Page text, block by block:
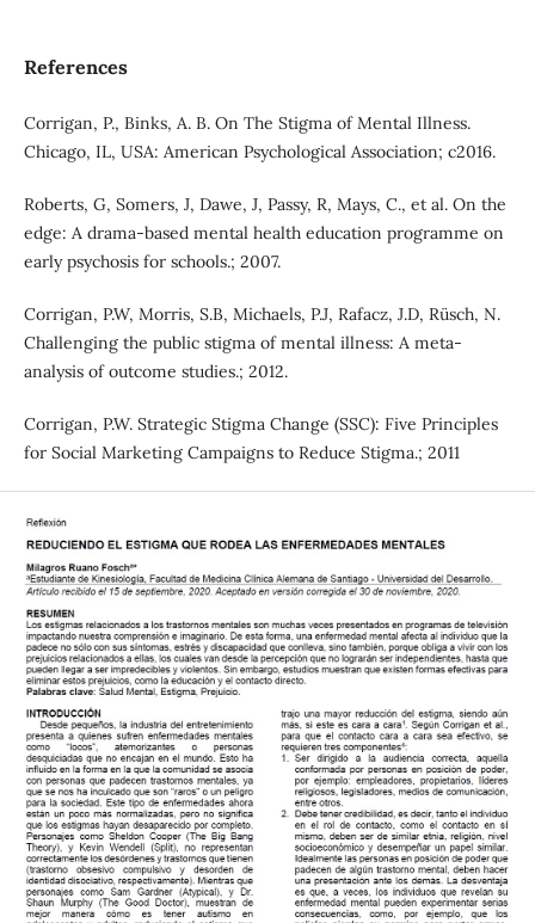
References
Corrigan, P., Binks, A. B. On The Stigma of Mental Illness.
Chicago, IL, USA: American Psychological Association; c2016.
Roberts, G, Somers, J, Dawe, J, Passy, R, Mays, C., et al. On the
edge: A drama-based mental health education programme on
early psychosis for schools.; 2007.
Corrigan, P.W, Morris, S.B, Michaels, P.J, Rafacz, J.D, Rüsch, N.
Challenging the public stigma of mental illness: A meta-
analysis of outcome studies.; 2012.
Corrigan, P.W. Strategic Stigma Change (SSC): Five Principles
for Social Marketing Campaigns to Reduce Stigma.; 2011